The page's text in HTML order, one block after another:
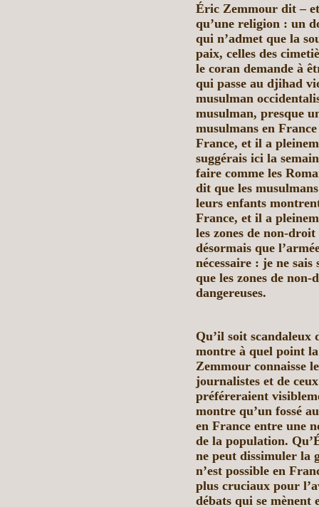
Éric Zemmour dit – et
qu’une religion : un
qui n’admet que la
paix, celles des
le coran demande à
qui passe au djihad
musulman
musulman, presque
musulmans en
France, et il a
suggérais ici la
faire comme les
dit que les
leurs enfants
France, et il a
les zones de non-
désormais que
nécessaire : je ne
que les zones de
dangereuses.
Qu’il soit scandaleux
montre à quel point
Zemmour connaisse
journalistes et de
préféreraient
montre qu’un fossé
en France entre une
de la population.
ne peut dissimuler la
n’est possible en
plus cruciaux pour
débats qui se mènent